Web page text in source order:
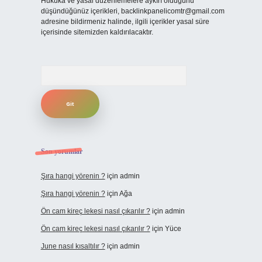
düşündüğünüz içerikleri, backlinkpanelicomtr@gmail.com
adresine bildirmeniz halinde, ilgili içerikler yasal süre
içerisinde sitemizden kaldırılacaktır.
Son yorumlar
Şıra hangi yörenin ?için admin
Şıra hangi yörenin ?için Ağa
Ön cam kireç lekesi nasıl çıkarılır ?için admin
Ön cam kireç lekesi nasıl çıkarılır ?için Yüce
June nasıl kısaltılır ?için admin